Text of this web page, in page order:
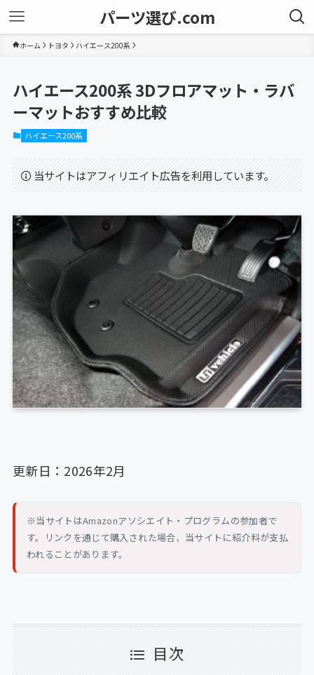
パーツ選び.com
ホーム トヨタ ハイエース200系
ハイエース200系 3Dフロアマット・ラバ
ーマットおすすめ比較
ハイエース200系
当サイトはアフィリエイト広告を利用しています。
更新日：2026年2月
※当サイトはAmazonアソシエイト・プログラムの参加者で
す。リンクを通じて購入された場合、当サイトに紹介料が支払
われることがあります。
目次